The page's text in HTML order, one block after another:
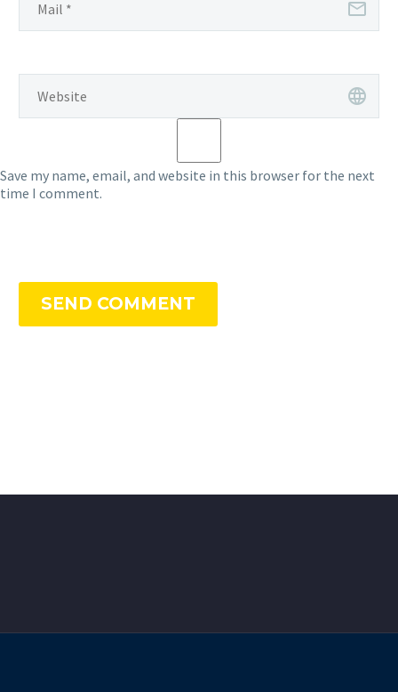
Save my name, email, and website in this browser for the next
time I comment.
SEND COMMENT